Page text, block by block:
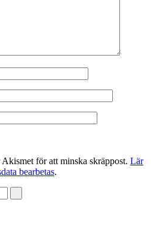
för att minska skräppost. Lär
bearbetas.